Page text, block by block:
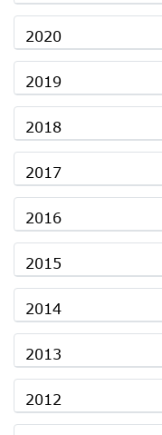
2020
2019
2018
2017
2016
2015
2014
2013
2012